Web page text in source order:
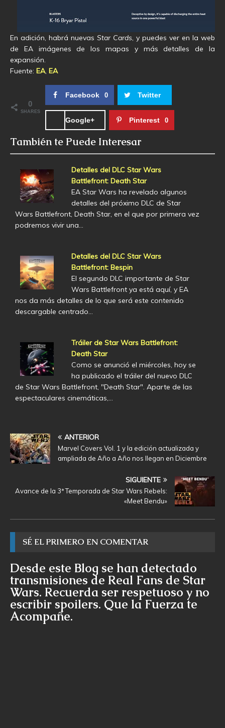
En adición, habrá nuevas Star Cards, y puedes ver en la web
de EA imágenes de los mapas y más detalles de la
expansión.
Fuente: EA, EA
0
SHARES
Facebook 0 Twitter
Google+ Pinterest 0
También te Puede Interesar
Detalles del DLC Star Wars
Battlefront: Death Star
EA Star Wars ha revelado algunos
detalles del próximo DLC de Star
Wars Battlefront, Death Star, en el que por primera vez
podremos vivir una…
Detalles del DLC Star Wars
Battlefront: Bespin
El segundo DLC importante de Star
Wars Battlefront ya está aquí, y EA
nos da más detalles de lo que será este contenido
descargable centrado…
Tráiler de Star Wars Battlefront:
Death Star
Como se anunció el miércoles, hoy se
ha publicado el tráiler del nuevo DLC
de Star Wars Battlefront, "Death Star". Aparte de las
espectaculares cinemáticas,…
ANTERIOR
Marvel Covers Vol. 1 y la edición actualizada y
ampliada de Año a Año nos llegan en Diciembre
SIGUIENTE
Avance de la 3ª Temporada de Star Wars Rebels:
«Meet Bendu»
SÉ EL PRIMERO EN COMENTAR
Desde este Blog se han detectado
transmisiones de Real Fans de Star
Wars. Recuerda ser respetuoso y no
escribir spoilers. Que la Fuerza te
Acompañe.